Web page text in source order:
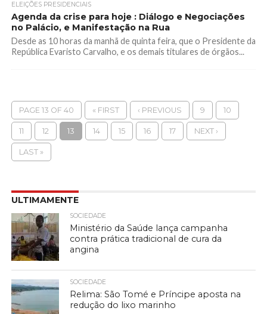
ELEIÇÕES PRESIDENCIAIS
Agenda da crise para hoje : Diálogo e Negociações
no Palácio, e Manifestação na Rua
Desde as 10 horas da manhã de quinta feira, que o Presidente da
República Evaristo Carvalho, e os demais titulares de órgãos...
PAGE 13 OF 40 « FIRST ‹ PREVIOUS 9 10
11 12 13 14 15 16 17 NEXT ›
LAST »
ULTIMAMENTE
SOCIEDADE
Ministério da Saúde lança campanha
contra prática tradicional de cura da
angina
SOCIEDADE
Relima: São Tomé e Príncipe aposta na
redução do lixo marinho